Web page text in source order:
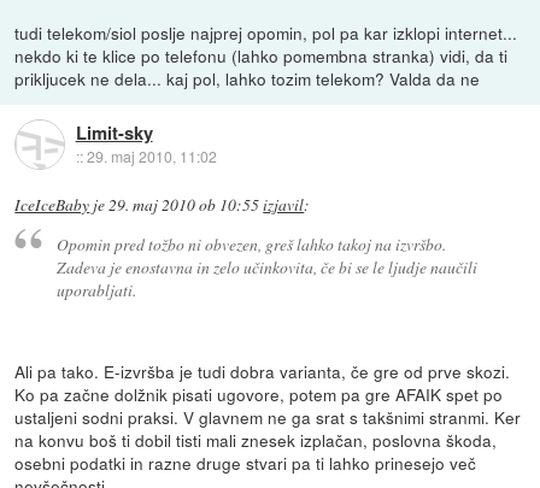
tudi telekom/siol poslje najprej opomin, pol pa kar izklopi internet...
nekdo ki te klice po telefonu (lahko pomembna stranka) vidi, da ti
prikljucek ne dela... kaj pol, lahko tozim telekom? Valda da ne
Limit-sky
::29. maj 2010, 11:02
IceIceBaby je 29. maj 2010 ob 10:55izjavil:
Opomin pred tožbo ni obvezen, greš lahko takoj na izvršbo.
Zadeva je enostavna in zelo učinkovita, če bi se le ljudje naučili
uporabljati.
Ali pa tako. E-izvršba je tudi dobra varianta, če gre od prve skozi.
Ko pa začne dolžnik pisati ugovore, potem pa gre AFAIK spet po
ustaljeni sodni praksi. V glavnem ne ga srat s takšnimi stranmi. Ker
na konvu boš ti dobil tisti mali znesek izplačan, poslovna škoda,
osebni podatki in razne druge stvari pa ti lahko prinesejo več